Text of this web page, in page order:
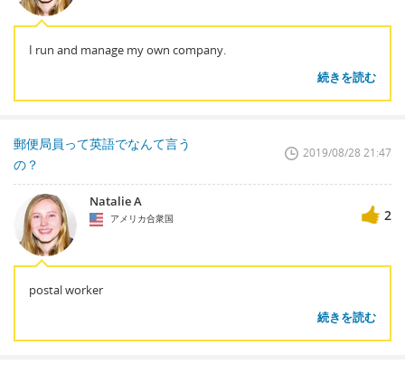
I run and manage my own company.
続きを読む
郵便局員って英語でなんて言う
の？
2019/08/28 21:47
Natalie A
アメリカ合衆国 2
postal worker
続きを読む